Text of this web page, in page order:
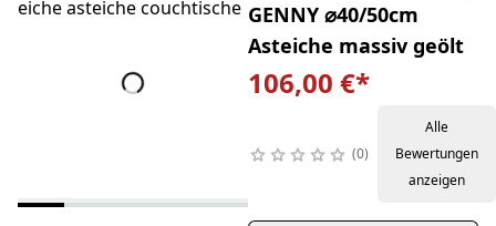
GENNY ⌀40/50cm
Asteiche massiv geölt
106,00 €*
0
Alle
Bewertungen
anzeigen